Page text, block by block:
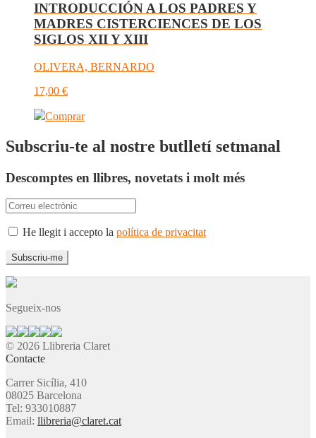
INTRODUCCIÓN A LOS PADRES Y
MADRES CISTERCIENCES DE LOS
SIGLOS XII Y XIII
OLIVERA, BERNARDO
17,00 €
Comprar
Subscriu-te al nostre butlletí setmanal
Descomptes en llibres, novetats i molt més
He llegit i accepto la política de privacitat
Segueix-nos
© 2026 Llibreria Claret
Contacte
Carrer Sicília, 410
08025 Barcelona
Tel: 933010887
Email: llibreria@claret.cat